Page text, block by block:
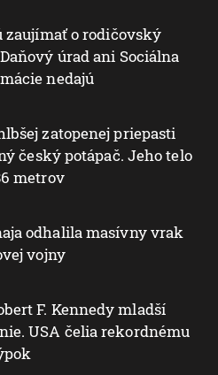
zaujímať o rodičovský
úrad ani Sociálna
nedajú
zatopenej priepasti
český potápač. Jeho telo
metrov
odhalila masívny vrak
vojny
F. Kennedy mladší
USA čelia rekordnému